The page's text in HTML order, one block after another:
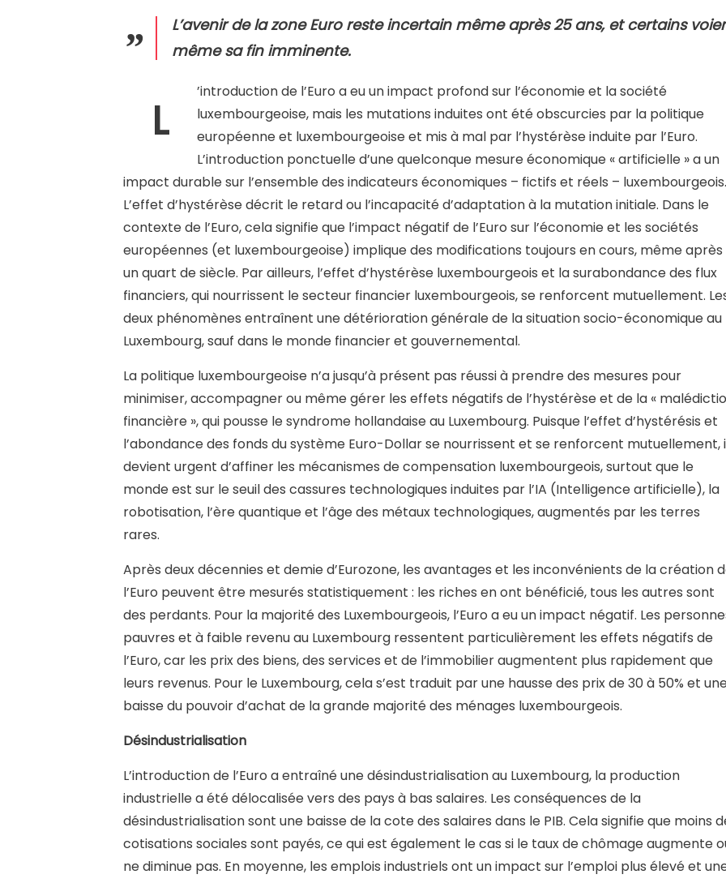
L’avenir de la zone Euro reste incertain même après 25 ans, et certains
même sa fin imminente.
L
’introduction de l’Euro a eu un impact profond sur l’économie et la société
luxembourgeoise, mais les mutations induites ont été obscurcies par la politique
européenne et luxembourgeoise et mis à mal par l’hystérèse induite par l’Euro.
L’introduction ponctuelle d’une quelconque mesure économique « artificielle » a un
impact durable sur l’ensemble des indicateurs économiques – fictifs et réels – luxembourgeois.
L’effet d’hystérèse décrit le retard ou l’incapacité d’adaptation à la mutation initiale. Dans le
contexte de l’Euro, cela signifie que l’impact négatif de l’Euro sur l’économie et les sociétés
européennes (et luxembourgeoise) implique des modifications toujours en cours, même après
un quart de siècle. Par ailleurs, l’effet d’hystérèse luxembourgeois et la surabondance des flux
financiers, qui nourrissent le secteur financier luxembourgeois, se renforcent mutuellement.
deux phénomènes entraînent une détérioration générale de la situation socio-économique au
Luxembourg, sauf dans le monde financier et gouvernemental.
La politique luxembourgeoise n’a jusqu’à présent pas réussi à prendre des mesures pour
minimiser, accompagner ou même gérer les effets négatifs de l’hystérèse et de la «
financière », qui pousse le syndrome hollandaise au Luxembourg. Puisque l’effet d’hystérésis et
l’abondance des fonds du système Euro-Dollar se nourrissent et se renforcent mutuellement,
devient urgent d’affiner les mécanismes de compensation luxembourgeois, surtout que le
monde est sur le seuil des cassures technologiques induites par l’IA (Intelligence artificielle), la
robotisation, l’ère quantique et l’âge des métaux technologiques, augmentés par les terres
rares.
Après deux décennies et demie d’Eurozone, les avantages et les inconvénients de la création
l’Euro peuvent être mesurés statistiquement : les riches en ont bénéficié, tous les autres sont
des perdants. Pour la majorité des Luxembourgeois, l’Euro a eu un impact négatif. Les
pauvres et à faible revenu au Luxembourg ressentent particulièrement les effets négatifs de
l’Euro, car les prix des biens, des services et de l’immobilier augmentent plus rapidement que
leurs revenus. Pour le Luxembourg, cela s’est traduit par une hausse des prix de 30 à 50% et
baisse du pouvoir d’achat de la grande majorité des ménages luxembourgeois.
Désindustrialisation
L’introduction de l’Euro a entraîné une désindustrialisation au Luxembourg, la production
industrielle a été délocalisée vers des pays à bas salaires. Les conséquences de la
désindustrialisation sont une baisse de la cote des salaires dans le PIB. Cela signifie que moins
cotisations sociales sont payés, ce qui est également le cas si le taux de chômage augmente
ne diminue pas. En moyenne, les emplois industriels ont un impact sur l’emploi plus élevé et